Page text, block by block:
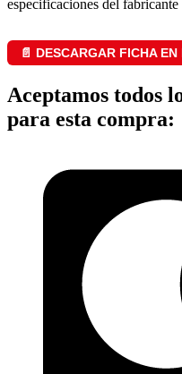
especificaciones del
📄 DESCARGAR FICHA EN
Aceptamos todos
para esta compra: